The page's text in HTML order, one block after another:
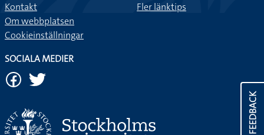
FEEDBACK
Kontakt
Om webbplatsen
Cookieinställningar
Fler länktips
SOCIALA MEDIER